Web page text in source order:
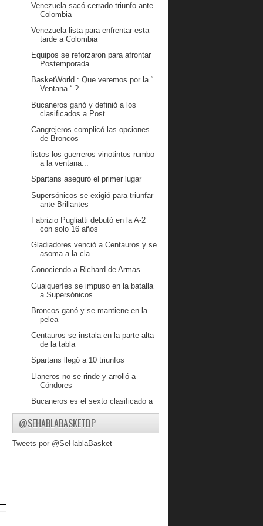
Venezuela sacó cerrado triunfo ante
Colombia
Venezuela lista para enfrentar esta
tarde a Colombia
Equipos se reforzaron para afrontar
Postemporada
BasketWorld : Que veremos por la “
Ventana “ ?
Bucaneros ganó y definió a los
clasificados a Post...
Cangrejeros complicó las opciones
de Broncos
listos los guerreros vinotintos rumbo
a la ventana...
Spartans aseguró el primer lugar
Supersónicos se exigió para triunfar
ante Brillantes
Fabrizio Pugliatti debutó en la A-2
con solo 16 años
Gladiadores venció a Centauros y se
asoma a la cla...
Conociendo a Richard de Armas
Guaiqueríes se impuso en la batalla
a Supersónicos
Broncos ganó y se mantiene en la
pelea
Centauros se instala en la parte alta
de la tabla
Spartans llegó a 10 triunfos
Llaneros no se rinde y arrolló a
Cóndores
Bucaneros es el sexto clasificado a
Guaiqueríes festejó en la última
jugada y va a la ...
Supersónicos inscribió su nombre en
@SEHABLABASKETDP
Tweets por @SeHablaBasket